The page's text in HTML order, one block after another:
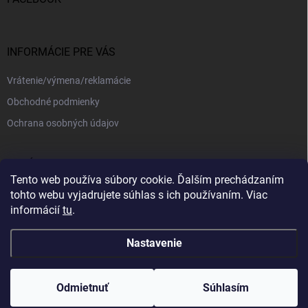
Tento web používa súbory cookie. Ďalším prechádzaním
tohto webu vyjadrujete súhlas s ich používaním. Viac
informácií tu.
Nastavenie
Odmietnuť Súhlasím
INFORMÁCIE PRE VÁS
Vrátenie/výmena/reklamácie
Obchodné podmienky
Ochrana osobných údajov
Vytvoril Shoptet
Copyright 2026kajotex.sk. Všetky práva vyhradené.Upraviť nastavenie